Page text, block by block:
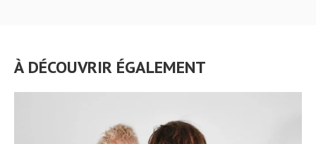
À DÉCOUVRIR ÉGALEMENT